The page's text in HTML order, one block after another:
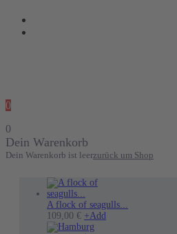
0
0
Dein Warenkorb
Dein Warenkorb ist leerzurück um Shop
A flock of seagulls...
109,00 € +Add